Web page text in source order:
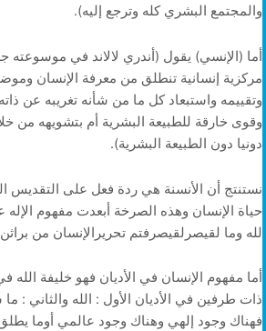
والمجتمع البشري كله وترجع إليه).
مركزية إنسانية تنطلق من معرفة الإنسان
وتقييمه واستبعاد كل ما من شأنه تغريبه عن
وقوى خارقة للطبيعة البشرية أم بتشويهه من
دونيا دون الطبيعة البشرية).
نستنتج أن الأنسنة هي ردة فعل على التقديس
حياة الإنسان وهذه الصرخة أبعدت مفهوم الإله
لله وما لقيصرلقيصرفتم تحريرالإنسان من
أما مفهوم الإنسان في الأديان فهو خليفة الله
ذات طرفين في الأديان الأول : الله والثاني :
فهناك وجود إلهي وهناك وجود عالمي أوما